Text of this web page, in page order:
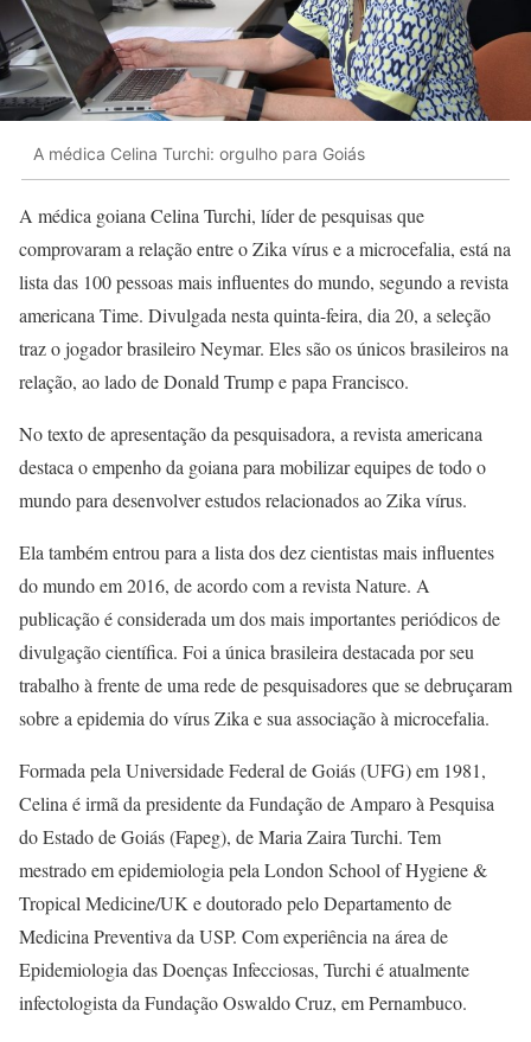
A médica Celina Turchi: orgulho para Goiás
A médica goiana Celina Turchi, líder de pesquisas que
comprovaram a relação entre o Zika vírus e a microcefalia, está na
lista das 100 pessoas mais influentes do mundo, segundo a revista
americana Time. Divulgada nesta quinta-feira, dia 20, a seleção
traz o jogador brasileiro Neymar. Eles são os únicos brasileiros na
relação, ao lado de Donald Trump e papa Francisco.
No texto de apresentação da pesquisadora, a revista americana
destaca o empenho da goiana para mobilizar equipes de todo o
mundo para desenvolver estudos relacionados ao Zika vírus.
Ela também entrou para a lista dos dez cientistas mais influentes
do mundo em 2016, de acordo com a revista Nature. A
publicação é considerada um dos mais importantes periódicos de
divulgação científica. Foi a única brasileira destacada por seu
trabalho à frente de uma rede de pesquisadores que se debruçaram
sobre a epidemia do vírus Zika e sua associação à microcefalia.
Formada pela Universidade Federal de Goiás (UFG) em 1981,
Celina é irmã da presidente da Fundação de Amparo à Pesquisa
do Estado de Goiás (Fapeg), de Maria Zaira Turchi. Tem
mestrado em epidemiologia pela London School of Hygiene &
Tropical Medicine/UK e doutorado pelo Departamento de
Medicina Preventiva da USP. Com experiência na área de
Epidemiologia das Doenças Infecciosas, Turchi é atualmente
infectologista da Fundação Oswaldo Cruz, em Pernambuco.